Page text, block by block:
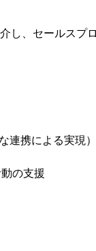
し、セールスプ
連携による実現）
の支援